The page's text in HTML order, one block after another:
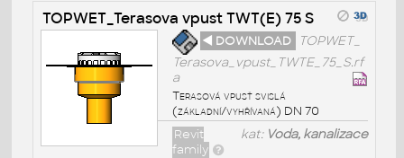
TOPWET_Terasova vpust TWT(E) 75 S
◄ DOWNLOAD
TOPWET_
Terasova_vpust_TWTE_75_S.rf
a
Terasová vpusť svislá
(základní/vyhřívaná) DN 70
kat: Voda, kanalizace
Revit
family